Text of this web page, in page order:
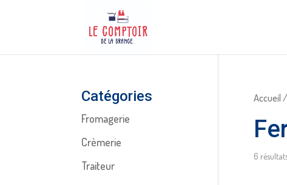
Accueil/
6
Catégories
Fromagerie
Crèmerie
Traiteur